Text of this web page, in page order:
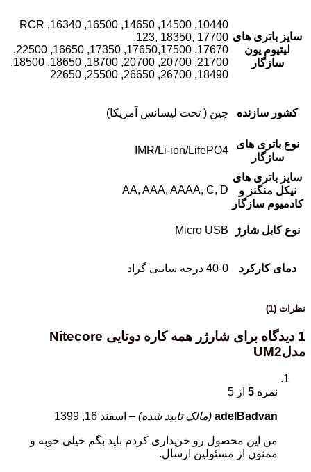
سایز باتری های
لیتیوم یون
سازگار
10440, 14500, 14650, 16500, 16340, RCR
123, 18350, 17700,
17670, 17650,17500, 17350, 16650, 22500,
21700, 20700, 20700, 18700, 18650, 18500,
18490, 26700, 26650, 25500, 22650
کشور سازنده چین ( تحت لیسانس آمریکا)
نوع باتری های
سازگار
IMR/Li-ion/LifePO4
سایز باتری های
نیکل منگنز و
کادمیوم سازگار
AA, AAA, AAAA, C, D
نوع کابل شارژ Micro USB
دمای کارکرد 40-0 درجه سانتی گراد
نظرات (1)
1 دیدگاه برای
شارژر همه کاره دوتایی Nitecore
مدلUM2
نمره 5 از 5
adelBadvan (مالک تایید شده) – اسفند 16, 1399
من این محصول رو خریداری کردم باید بگم خیلی خوبه و
ممنون از مسئولین ارسال.